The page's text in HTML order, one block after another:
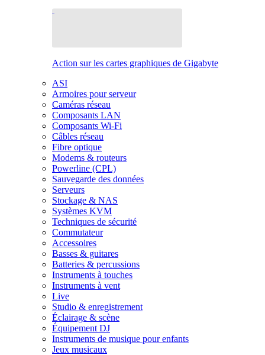
Action sur les cartes graphiques de Gigabyte
ASI
Armoires pour serveur
Caméras réseau
Composants LAN
Composants Wi-Fi
Câbles réseau
Fibre optique
Modems & routeurs
Powerline (CPL)
Sauvegarde des données
Serveurs
Stockage & NAS
Systèmes KVM
Techniques de sécurité
Commutateur
Accessoires
Basses & guitares
Batteries & percussions
Instruments à touches
Instruments à vent
Live
Studio & enregistrement
Éclairage & scène
Équipement DJ
Instruments de musique pour enfants
Jeux musicaux